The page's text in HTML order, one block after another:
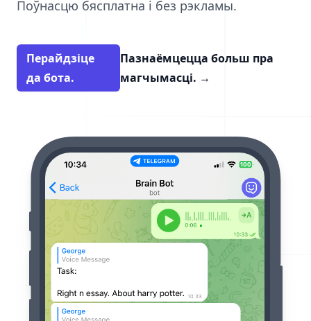
Поўнасцю бясплатна і без рэкламы.
Перайдзіце
да бота.
Пазнаёмцецца больш пра
магчымасці. →